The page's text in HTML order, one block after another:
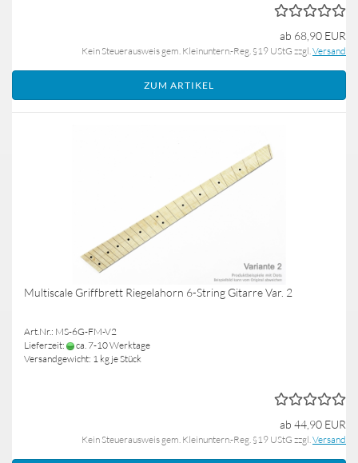
ab 68,90 EUR
Kein Steuerausweis gem. Kleinuntern.-Reg. §19 UStG zzgl. Versand
ZUM ARTIKEL
Multiscale Griffbrett Riegelahorn 6-String Gitarre Var. 2
Art.Nr.: MS-6G-FM-V2
Lieferzeit:
ca. 7-10 Werktage
Versandgewicht: 1 kg je Stück
ab 44,90 EUR
Kein Steuerausweis gem. Kleinuntern.-Reg. §19 UStG zzgl. Versand